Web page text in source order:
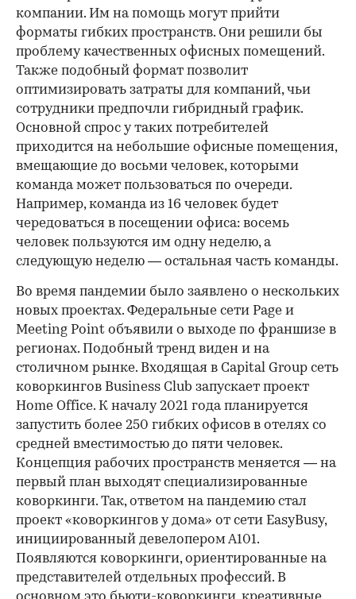
компании. Им на помощь могут прийти
форматы гибких пространств. Они решили бы
проблему качественных офисных помещений.
Также подобный формат позволит
оптимизировать затраты для компаний, чьи
сотрудники предпочли гибридный график.
Основной спрос у таких потребителей
приходится на небольшие офисные помещения,
вмещающие до восьми человек, которыми
команда может пользоваться по очереди.
Например, команда из 16 человек будет
чередоваться в посещении офиса: восемь
человек пользуются им одну неделю, а
следующую неделю — остальная часть команды.
Во время пандемии было заявлено о нескольких
новых проектах. Федеральные сети Page и
Meeting Point объявили о выходе по франшизе в
регионах. Подобный тренд виден и на
столичном рынке. Входящая в Capital Group сеть
коворкингов Business Club запускает проект
Home Office. К началу 2021 года планируется
запустить более 250 гибких офисов в отелях со
средней вместимостью до пяти человек.
Концепция рабочих пространств меняется — на
первый план выходят специализированные
коворкинги. Так, ответом на пандемию стал
проект «коворкингов у дома» от сети EasyBusy,
инициированный девелопером А101.
Появляются коворкинги, ориентированные на
представителей отдельных профессий. В